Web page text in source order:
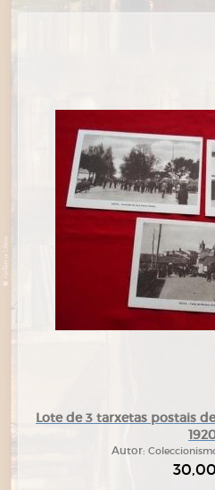
Lote de 3 tarxetas postais
Autor: